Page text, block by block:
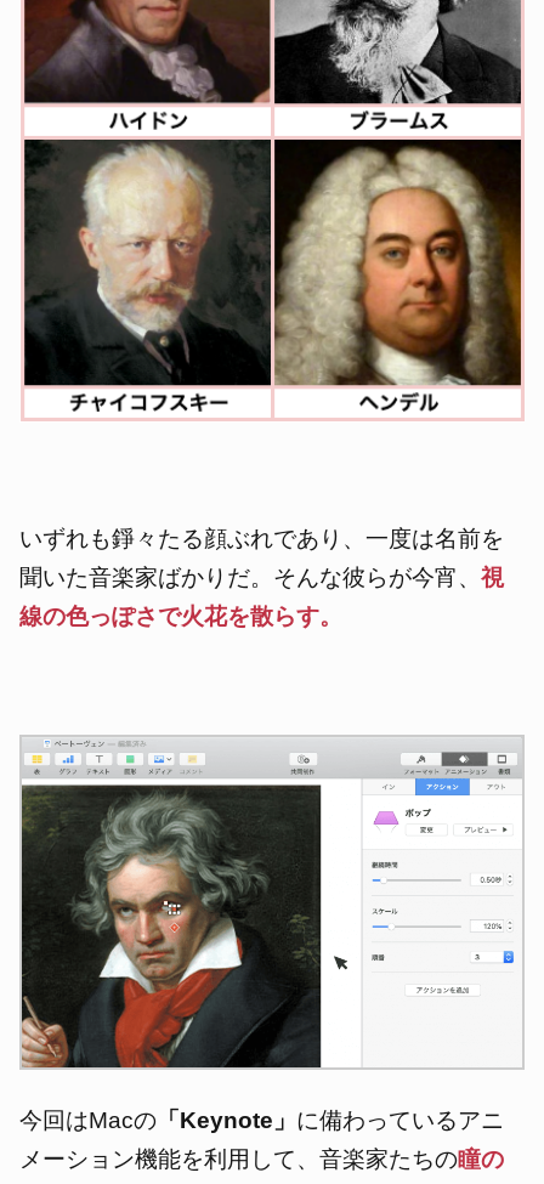
いずれも錚々たる顔ぶれであり、一度は名前を
聞いた音楽家ばかりだ。そんな彼らが今宵、視
線の色っぽさで火花を散らす。
今回はMacの 「Keynote」 に備わっているアニ
メーション機能を利用して、音楽家たちの瞳の